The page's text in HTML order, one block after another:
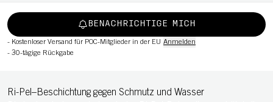
BENACHRICHTIGE MICH
- Kostenloser Versand für POC-Mitglieder in der EU Anmelden
- 30-tägige Rückgabe
Ri-Pel–Beschichtung gegen Schmutz und Wasser